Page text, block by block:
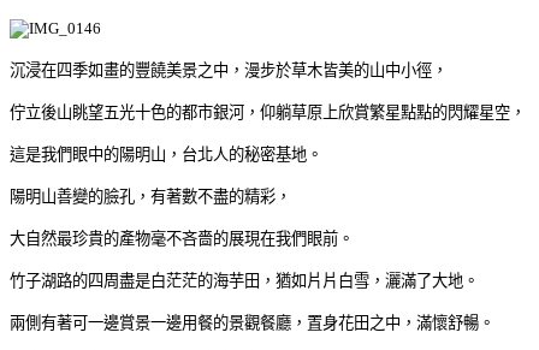
沉浸在四季如畫的豐饒美景之中，漫步於草木皆美的山中小徑，
佇立後山眺望五光十色的都市銀河，仰躺草原上欣賞繁星點點的閃耀星空，
這是我們眼中的陽明山，台北人的秘密基地。
陽明山善變的臉孔，有著數不盡的精彩，
大自然最珍貴的產物毫不吝嗇的展現在我們眼前。
竹子湖路的四周盡是白茫茫的海芋田，猶如片片白雪，灑滿了大地。
兩側有著可一邊賞景一邊用餐的景觀餐廳，置身花田之中，滿懷舒暢。